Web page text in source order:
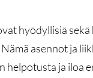
hyödyllisiä
asennot ja
helpotusta ja iloa